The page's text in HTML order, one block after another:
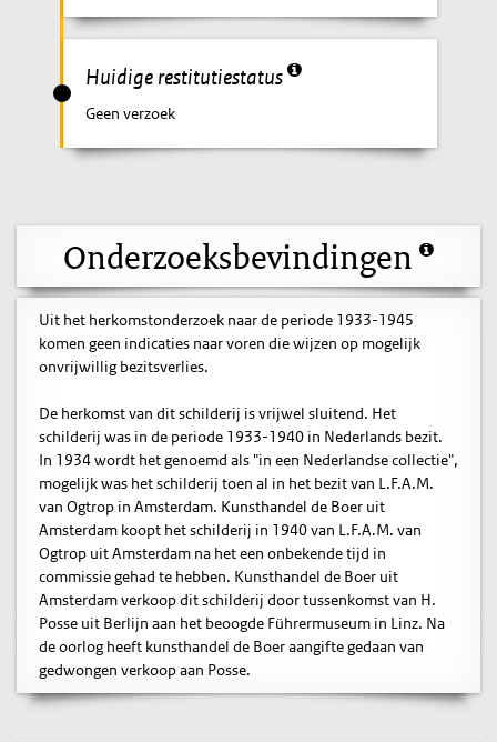
Huidige restitutiestatus
Geen verzoek
Onderzoeksbevindingen
Uit het herkomstonderzoek naar de periode 1933-1945
komen geen indicaties naar voren die wijzen op mogelijk
onvrijwillig bezitsverlies.
De herkomst van dit schilderij is vrijwel sluitend. Het
schilderij was in de periode 1933-1940 in Nederlands bezit.
In 1934 wordt het genoemd als "in een Nederlandse collectie",
mogelijk was het schilderij toen al in het bezit van L.F.A.M.
van Ogtrop in Amsterdam. Kunsthandel de Boer uit
Amsterdam koopt het schilderij in 1940 van L.F.A.M. van
Ogtrop uit Amsterdam na het een onbekende tijd in
commissie gehad te hebben. Kunsthandel de Boer uit
Amsterdam verkoop dit schilderij door tussenkomst van H.
Posse uit Berlijn aan het beoogde Führermuseum in Linz. Na
de oorlog heeft kunsthandel de Boer aangifte gedaan van
gedwongen verkoop aan Posse.